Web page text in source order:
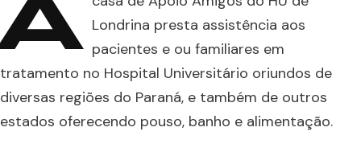
Londrina presta assistência aos
pacientes e ou familiares em
tratamento no Hospital Universitário oriundos de
diversas regiões do Paraná, e também de outros
estados oferecendo pouso, banho e alimentação.